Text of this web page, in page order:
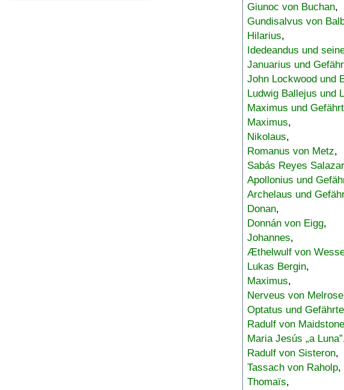
Giunoc von Buchan,
Gundisalvus von
Hilarius,
Idedeandus und
Januarius und
John Lockwood und
Ludwig Ballejus und
Maximus und
Maximus,
Nikolaus,
Romanus von Metz,
Sabás Reyes Salazar
Apollonius und
Archelaus und
Donan,
Donnán von Eigg,
Johannes,
Æthelwulf von
Lukas Bergin,
Maximus,
Nerveus von Melrose
Optatus und
Radulf von Maidstone
Maria Jesús „a Luna”
Radulf von Sisteron,
Tassach von Raholp,
Thomaïs,